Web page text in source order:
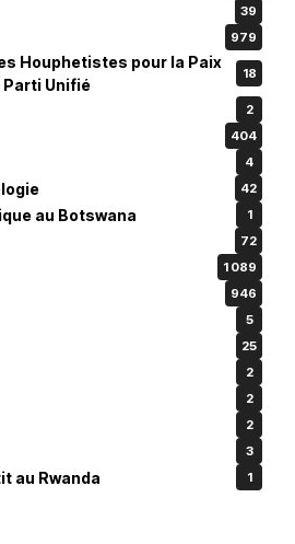
39
979
Houphetistes pour la Paix
Parti Unifié
18
2
404
4
42
au Botswana 1
72
1 089
946
5
25
2
2
2
3
au Rwanda 1